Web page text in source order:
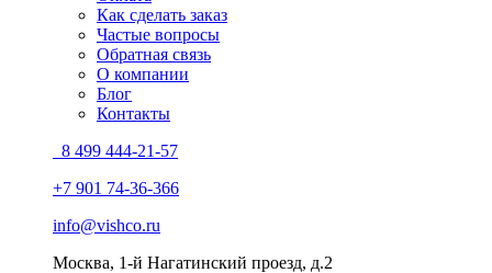
Как сделать заказ
Частые вопросы
Обратная связь
О компании
Блог
Контакты
8 499 444-21-57
+7 901 74-36-366
info@vishco.ru
Москва, 1-й Нагатинский проезд, д.2